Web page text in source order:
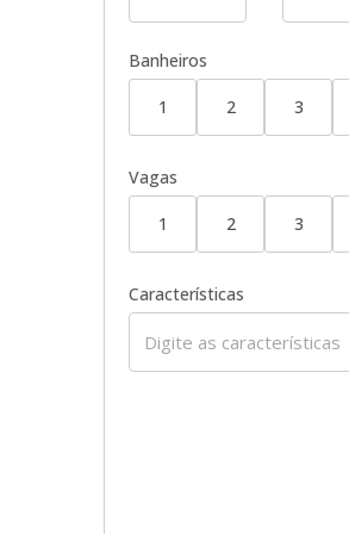
Banheiros
1 2 3
Vagas
1 2 3
Características